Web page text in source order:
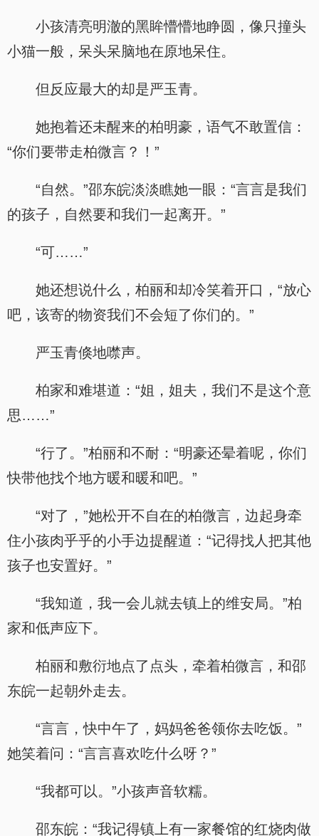
小孩清亮明澈的黑眸懵懵地睁圆，像只撞头
小猫一般，呆头呆脑地在原地呆住。
但反应最大的却是严玉青。
她抱着还未醒来的柏明豪，语气不敢置信：
“你们要带走柏微言？！”
“自然。”邵东皖淡淡瞧她一眼：“言言是我们
的孩子，自然要和我们一起离开。”
“可……”
她还想说什么，柏丽和却冷笑着开口，“放心
吧，该寄的物资我们不会短了你们的。”
严玉青倏地噤声。
柏家和难堪道：“姐，姐夫，我们不是这个意
思……”
“行了。”柏丽和不耐：“明豪还晕着呢，你们
快带他找个地方暖和暖和吧。”
“对了，”她松开不自在的柏微言，边起身牵
住小孩肉乎乎的小手边提醒道：“记得找人把其他
孩子也安置好。”
“我知道，我一会儿就去镇上的维安局。”柏
家和低声应下。
柏丽和敷衍地点了点头，牵着柏微言，和邵
东皖一起朝外走去。
“言言，快中午了，妈妈爸爸领你去吃饭。”
她笑着问：“言言喜欢吃什么呀？”
“我都可以。”小孩声音软糯。
邵东皖：“我记得镇上有一家餐馆的红烧肉做